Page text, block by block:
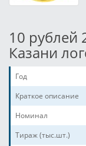
10 рублей
Казани
Год
Краткое описание
Номинал
Тираж (тыс.шт.)